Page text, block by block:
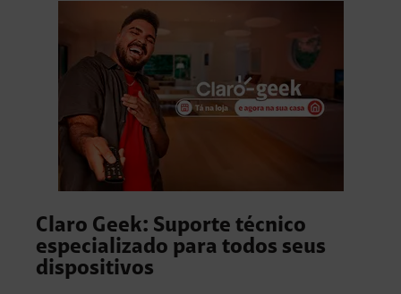
Claro Geek: Suporte técnico
especializado para todos seus
dispositivos